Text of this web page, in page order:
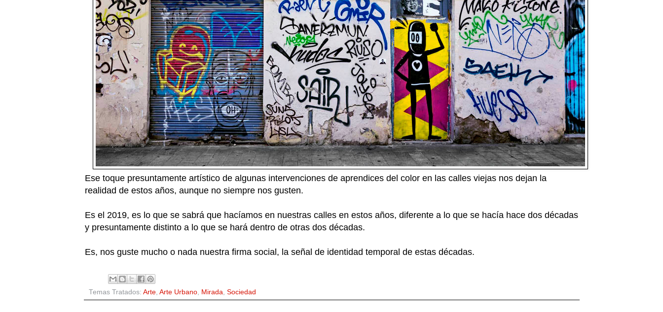
Ese toque presuntamente artístico de algunas intervenciones de aprendices del color en las calles viejas nos dejan la
realidad de estos años, aunque no siempre nos gusten.
Es el 2019, es lo que se sabrá que hacíamos en nuestras calles en estos años, diferente a lo que se hacía hace dos décadas
y presuntamente distinto a lo que se hará dentro de otras dos décadas.
Es, nos guste mucho o nada nuestra firma social, la señal de identidad temporal de estas décadas.
Temas Tratados: Arte, Arte Urbano, Mirada Sociedad